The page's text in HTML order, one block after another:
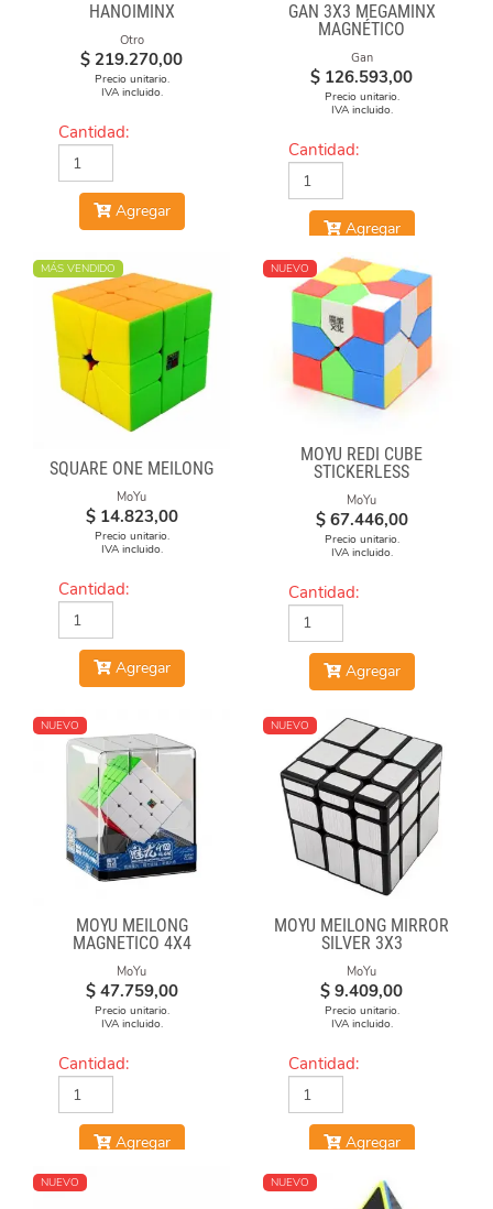
HANOIMINX
Otro
$ 219.270,00
Precio unitario.
IVA incluido.
Cantidad:
Agregar
GAN 3X3 MEGAMINX
MAGNÉTICO
Gan
$ 126.593,00
Precio unitario.
IVA incluido.
Cantidad:
Agregar
MÁS VENDIDO
SQUARE ONE MEILONG
MoYu
$ 14.823,00
Precio unitario.
IVA incluido.
Cantidad:
Agregar
NUEVO
MOYU REDI CUBE
STICKERLESS
MoYu
$ 67.446,00
Precio unitario.
IVA incluido.
Cantidad:
Agregar
NUEVO
MOYU MEILONG
MAGNETICO 4X4
MoYu
$ 47.759,00
Precio unitario.
IVA incluido.
Cantidad:
Agregar
NUEVO
MOYU MEILONG MIRROR
SILVER 3X3
MoYu
$ 9.409,00
Precio unitario.
IVA incluido.
Cantidad:
Agregar
NUEVO NUEVO